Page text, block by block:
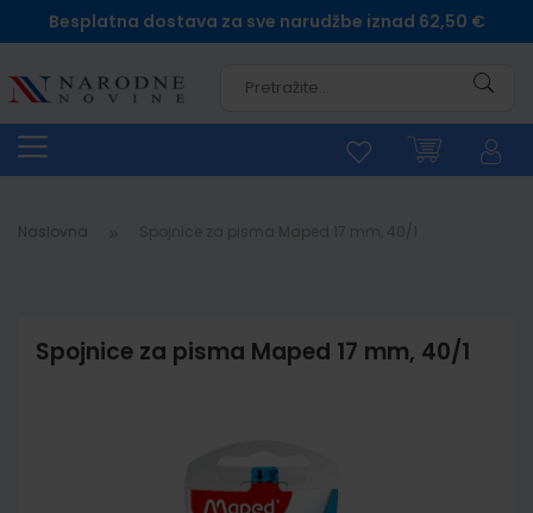
Besplatna dostava za sve narudžbe iznad 62,50 €
Naslovna
Spojnice za pisma Maped 17 mm, 40/1